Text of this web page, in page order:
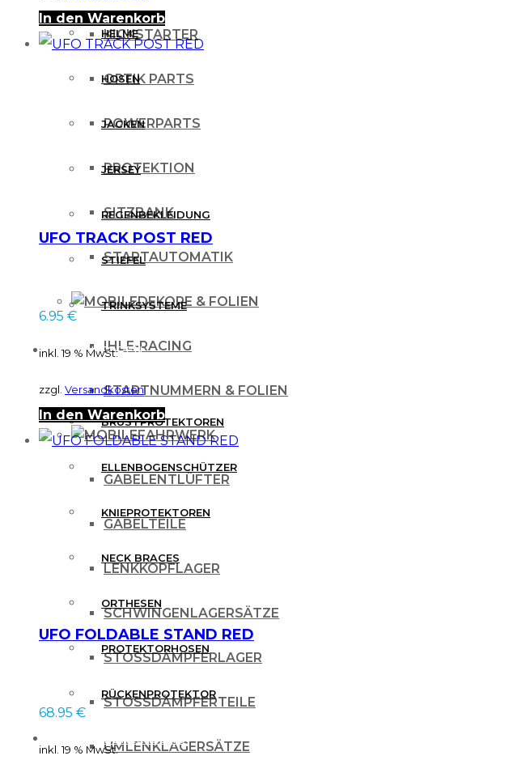
KICKSTARTER
OPTIK PARTS
POWERPARTS
PROTEKTION
SITZBANK
STARTAUTOMATIK
DEKORE & FOLIEN
IHLE-RACING
STARTNUMMERN & FOLIEN
FAHRWERK
GABELENTLÜFTER
GABELTEILE
LENKKOPFLAGER
SCHWINGENLAGERSÄTZE
STOSSDÄMPFERLAGER
STOSSDÄMPFERTEILE
UMLENKLAGERSÄTZE
HELME
HOSEN
JACKEN
JERSEY
REGENBEKLEIDUNG
STIEFEL
TRINKSYSTEME
PROTEKTOREN
BRUSTPROTEKTOREN
ELLENBOGENSCHÜTZER
KNIEPROTEKTOREN
NECK BRACES
ORTHESEN
PROTEKTORHOSEN
RÜCKENPROTEKTOR
FREIZEITBEKLEIDUNG
In den Warenkorb
UFO TRACK POST RED
6.95 €
inkl. 19 % MwSt.
zzgl. Versandkosten
In den Warenkorb
UFO FOLDABLE STAND RED
68.95 €
inkl. 19 % MwSt.